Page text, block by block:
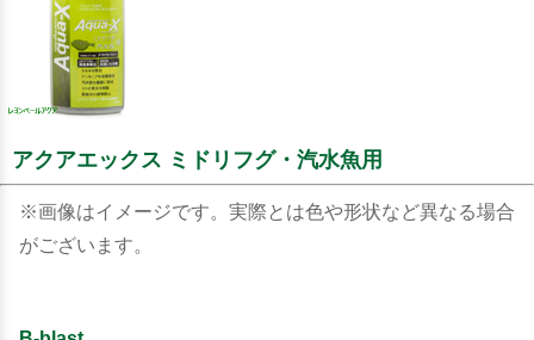
アクアエックス ミドリフグ・汽水魚用
※画像はイメージです。実際とは色や形状など異なる場合
がございます。